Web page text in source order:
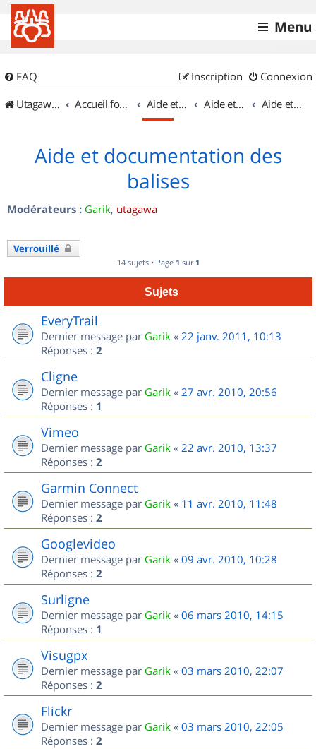
Menu
FAQ Connexion
Inscription
UtagawaVTT (Randos VTT et VTTAE avec traces GPS)
Accueil forum Aide et documentation Aide et documentation Aide et documentation des balises
Aide et documentation des
balises
Modérateurs : Garik, utagawa
Verrouillé
14 sujets • Page 1 sur 1
Sujets
EveryTrail
Dernier message par Garik « 22 janv. 2011, 10:13
Réponses : 2
Cligne
Dernier message par Garik « 27 avr. 2010, 20:56
Réponses : 1
Vimeo
Dernier message par Garik « 22 avr. 2010, 13:37
Réponses : 2
Garmin Connect
Dernier message par Garik « 11 avr. 2010, 11:48
Réponses : 2
Googlevideo
Dernier message par Garik « 09 avr. 2010, 10:28
Réponses : 2
Surligne
Dernier message par Garik « 06 mars 2010, 14:15
Réponses : 1
Visugpx
Dernier message par Garik « 03 mars 2010, 22:07
Réponses : 2
Flickr
Dernier message par Garik « 03 mars 2010, 22:05
Réponses : 2